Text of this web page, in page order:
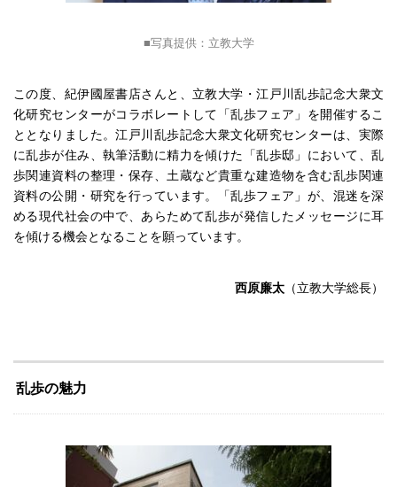
写真提供：立教大学
この度、紀伊國屋書店さんと、立教大学・江戸川乱歩記念大衆文
化研究センターがコラボレートして「乱歩フェア」を開催するこ
ととなりました。江戸川乱歩記念大衆文化研究センターは、実際
に乱歩が住み、執筆活動に精力を傾けた「乱歩邸」において、乱
歩関連資料の整理・保存、土蔵など貴重な建造物を含む乱歩関連
資料の公開・研究を行っています。「乱歩フェア」が、混迷を深
める現代社会の中で、あらためて乱歩が発信したメッセージに耳
を傾ける機会となることを願っています。
西原廉太 （立教大学総長）
乱歩の魅力